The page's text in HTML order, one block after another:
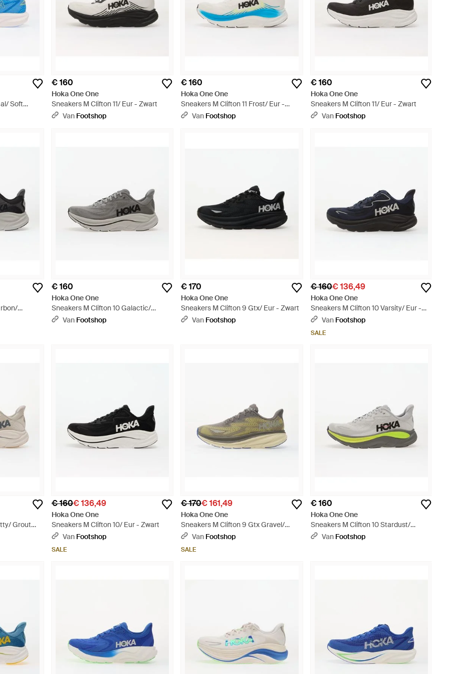
Soft
€ 160
Hoka One One
Sneakers M Clifton 11/ Eur - Zwart
Van Footshop
€ 160
Hoka One One
Sneakers M Clifton 11 Frost/ Eur -
Blauw
Van Footshop
€ 160
Hoka One One
Sneakers M Clifton 11/ Eur - Zwart
Van Footshop
€ 160
Hoka One One
Sneakers M Clifton 10 Galactic/
Asteroid Eur - Grijs
Van Footshop
€ 170
Hoka One One
Sneakers M Clifton 9 Gtx/ Eur - Zwart
Van Footshop
€ 160€ 136,49
Hoka One One
Sneakers M Clifton 10 Varsity/ Eur -
Zwart
Van Footshop
SALE
Grout
€ 160€ 136,49
Hoka One One
Sneakers M Clifton 10/ Eur - Zwart
Van Footshop
SALE
€ 170€ 161,49
Hoka One One
Sneakers M Clifton 9 Gtx Gravel/
Eggshell Eur - Groen
Van Footshop
SALE
€ 160
Hoka One One
Sneakers M Clifton 10 Stardust/
Asteroid Eur - Wit
Van Footshop